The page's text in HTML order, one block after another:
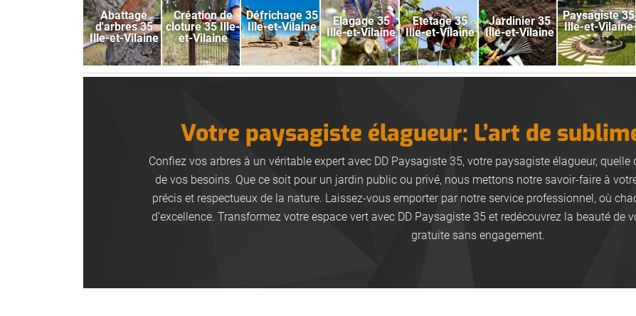
Abattage
d'arbres 35
Ille-et-Vilaine
Création de
cloture 35 Ille-
et-Vilaine
Défrichage 35
Ille-et-Vilaine
Elagage 35
Ille-et-Vilaine
Etetage 35
Ille-et-Vilaine
Jardinier 35
Ille-et-Vilaine
Paysagiste 35
Ille-et-Vilaine
Votre paysagiste élagueur: L’art de
Confiez vos arbres à un véritable expert avec DD Paysagiste 35, votre paysagiste élagueur,
de vos besoins. Que ce soit pour un jardin public ou privé, nous mettons notre savoir-faire à
précis et respectueux de la nature. Laissez-vous emporter par notre service professionnel, où
d’excellence. Transformez votre espace vert avec DD Paysagiste 35 et redécouvrez la beauté de
gratuite sans engagement.